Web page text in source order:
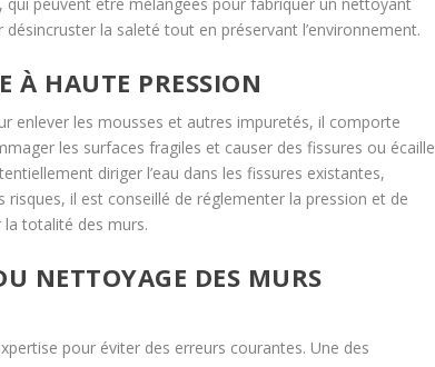
la saleté tout en préservant l’environnement.
À HAUTE PRESSION
enlever les mousses et autres impuretés, il comporte
les surfaces fragiles et causer des fissures ou
diriger l’eau dans les fissures existantes,
il est conseillé de réglementer la pression et de
la totalité des murs.
NETTOYAGE DES MURS
pour éviter des erreurs courantes. Une des